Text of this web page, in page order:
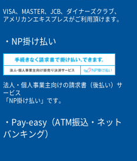
VISA、MASTER、JCB、ダイナーズクラブ、
アメリカンエキスプレスがご利用頂けます。
・NP掛け払い
法人・個人事業主向けの請求書（後払い）サ
ービス
「NP掛け払い」です。
・Pay-easy（ATM振込・ネット
バンキング）